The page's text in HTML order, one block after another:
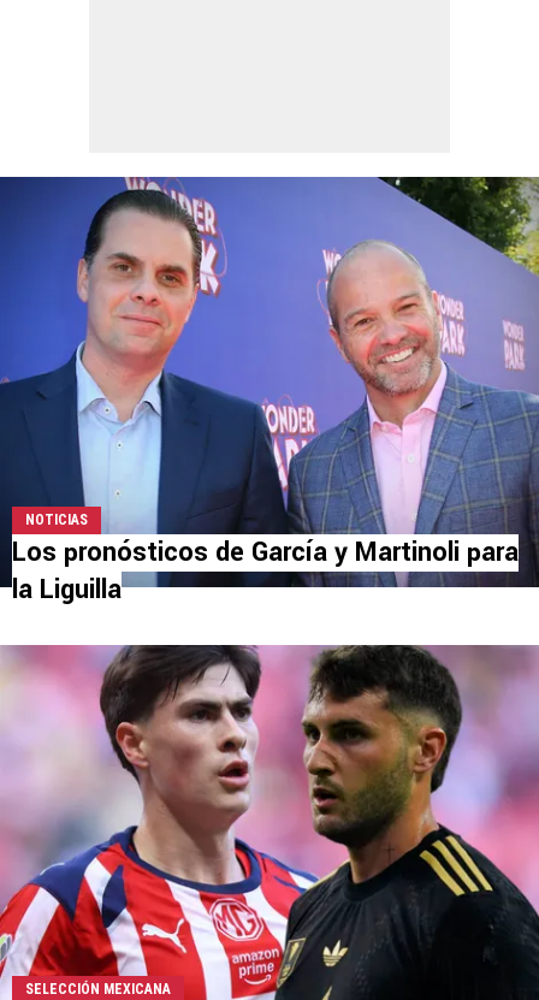
NOTICIAS
Los pronósticos de García y Martinoli para
la Liguilla
SELECCIÓN MEXICANA